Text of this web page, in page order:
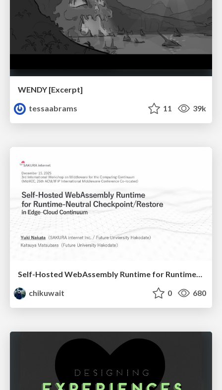
WENDY [Excerpt]
tessaabrams
11 39k
Self-Hosted WebAssembly Runtime for Runtime-Neutral Checkpoint/Restore in Edge–Cloud Continuum
chikuwait
0 680